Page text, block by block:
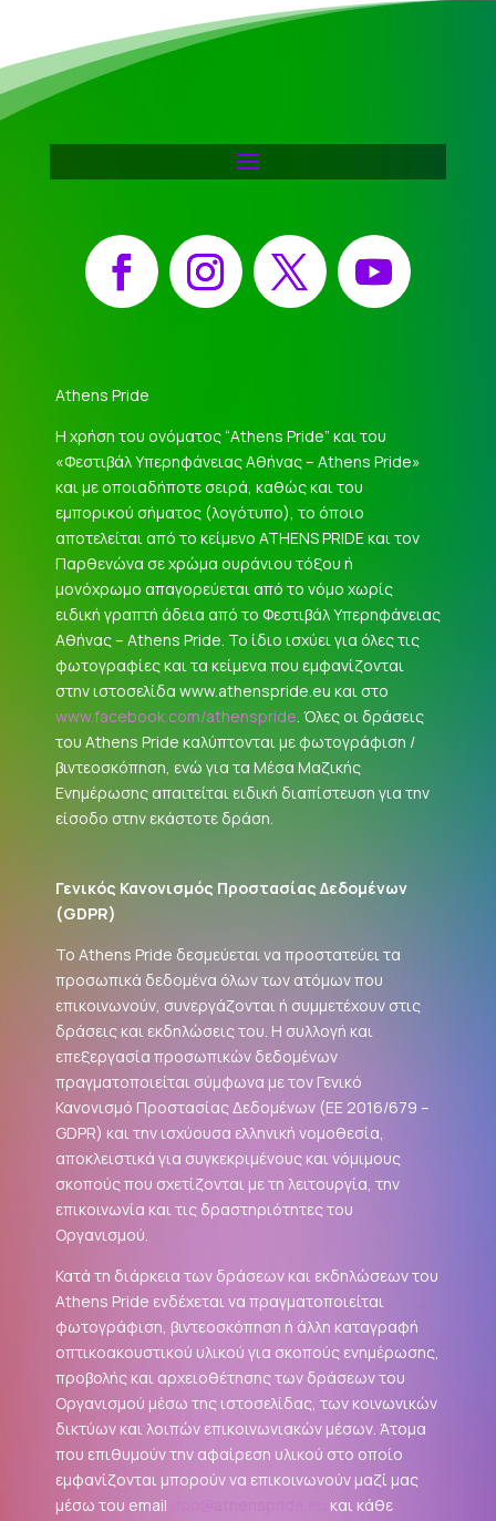
Facebook Instagram X YouTube
Athens Pride
Η χρήση του ονόματος “Athens Pride” και του
«Φεστιβάλ Υπερηφάνειας Αθήνας – Athens Pride»
και με οποιαδήποτε σειρά, καθώς και του
εμπορικού σήματος (λογότυπο), το όποιο
αποτελείται από το κείμενο ATHENS PRIDE και τον
Παρθενώνα σε χρώμα ουράνιου τόξου ή
μονόχρωμο απαγορεύεται από το νόμο χωρίς
ειδική γραπτή άδεια από το Φεστιβάλ Υπερηφάνειας
Αθήνας – Athens Pride. Το ίδιο ισχύει για όλες τις
φωτογραφίες και τα κείμενα που εμφανίζονται
στην ιστοσελίδα www.athenspride.eu και στο
www.facebook.com/athenspride. Όλες οι δράσεις
του Athens Pride καλύπτονται με φωτογράφιση /
βιντεοσκόπηση, ενώ για τα Μέσα Μαζικής
Ενημέρωσης απαιτείται ειδική διαπίστευση για την
είσοδο στην εκάστοτε δράση.
Γενικός Κανονισμός Προστασίας Δεδομένων
(GDPR)
Το Athens Pride δεσμεύεται να προστατεύει τα
προσωπικά δεδομένα όλων των ατόμων που
επικοινωνούν, συνεργάζονται ή συμμετέχουν στις
δράσεις και εκδηλώσεις του. Η συλλογή και
επεξεργασία προσωπικών δεδομένων
πραγματοποιείται σύμφωνα με τον Γενικό
Κανονισμό Προστασίας Δεδομένων (ΕΕ 2016/679 –
GDPR) και την ισχύουσα ελληνική νομοθεσία,
αποκλειστικά για συγκεκριμένους και νόμιμους
σκοπούς που σχετίζονται με τη λειτουργία, την
επικοινωνία και τις δραστηριότητες του
Οργανισμού.
Κατά τη διάρκεια των δράσεων και εκδηλώσεων του
Athens Pride ενδέχεται να πραγματοποιείται
φωτογράφιση, βιντεοσκόπηση ή άλλη καταγραφή
οπτικοακουστικού υλικού για σκοπούς ενημέρωσης,
προβολής και αρχειοθέτησης των δράσεων του
Οργανισμού μέσω της ιστοσελίδας, των κοινωνικών
δικτύων και λοιπών επικοινωνιακών μέσων. Άτομα
που επιθυμούν την αφαίρεση υλικού στο οποίο
εμφανίζονται μπορούν να επικοινωνούν μαζί μας
μέσω του email
και κάθε